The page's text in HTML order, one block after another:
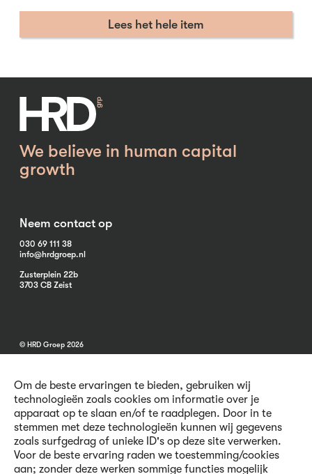
Om de beste ervaringen te bieden, gebruiken wij
technologieën zoals cookies om informatie over je
apparaat op te slaan en/of te raadplegen. Door in te
stemmen met deze technologieën kunnen wij gegevens
zoals surfgedrag of unieke ID's op deze site verwerken.
Voor de beste ervaring raden we toestemming/cookies
aan; zonder deze werken sommige functies mogelijk
Lees het hele item
We believe in human capital
growth
Neem contact op
030 69 111 38
info@hrdgroep.nl
Zusterplein 22b
3703 CB Zeist
© HRD Groep 2026
Algemene informatie
Contact